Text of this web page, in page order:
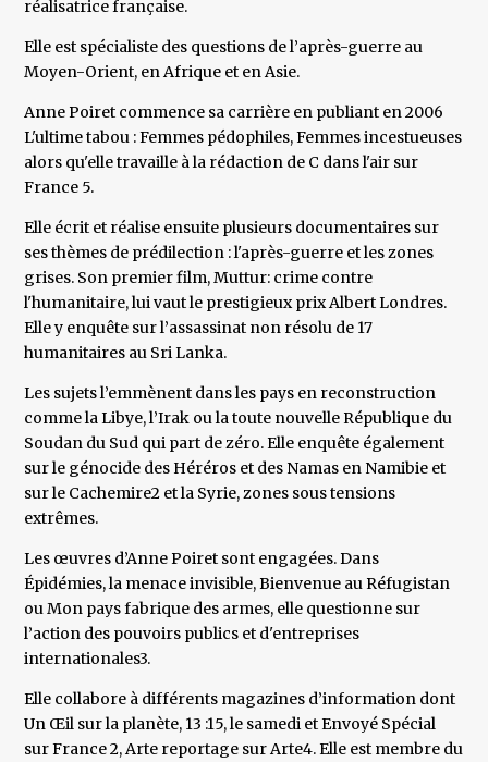
réalisatrice française.
Elle est spécialiste des questions de l’après-guerre au
Moyen-Orient, en Afrique et en Asie.
Anne Poiret commence sa carrière en publiant en 2006
L'ultime tabou : Femmes pédophiles, Femmes incestueuses
alors qu'elle travaille à la rédaction de C dans l'air sur
France 5.
Elle écrit et réalise ensuite plusieurs documentaires sur
ses thèmes de prédilection : l'après-guerre et les zones
grises. Son premier film, Muttur: crime contre
l'humanitaire, lui vaut le prestigieux prix Albert Londres.
Elle y enquête sur l’assassinat non résolu de 17
humanitaires au Sri Lanka.
Les sujets l’emmènent dans les pays en reconstruction
comme la Libye, l’Irak ou la toute nouvelle République du
Soudan du Sud qui part de zéro. Elle enquête également
sur le génocide des Héréros et des Namas en Namibie et
sur le Cachemire2 et la Syrie, zones sous tensions
extrêmes.
Les œuvres d’Anne Poiret sont engagées. Dans
Épidémies, la menace invisible, Bienvenue au Réfugistan
ou Mon pays fabrique des armes, elle questionne sur
l’action des pouvoirs publics et d'entreprises
internationales3.
Elle collabore à différents magazines d’information dont
Un Œil sur la planète, 13 :15, le samedi et Envoyé Spécial
sur France 2, Arte reportage sur Arte4. Elle est membre du